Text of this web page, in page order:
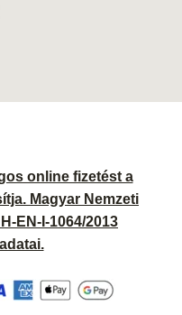
online fizetést a
Magyar Nemzeti
EN-I-1064/2013